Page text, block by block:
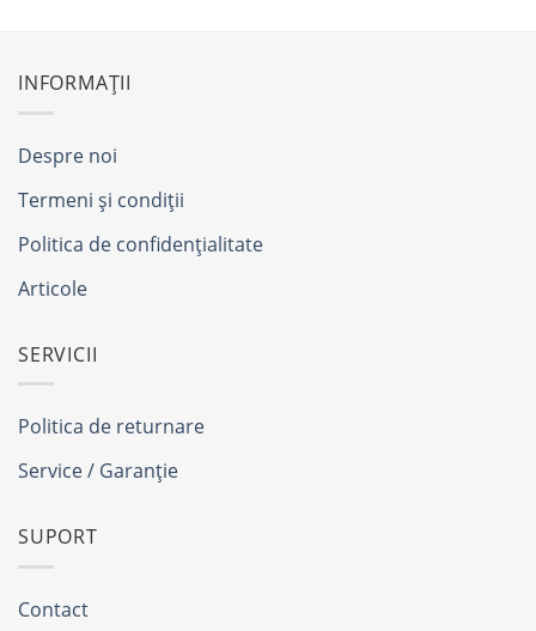
INFORMAȚII
Despre noi
Termeni și condiții
Politica de confidențialitate
Articole
SERVICII
Politica de returnare
Service / Garanție
SUPORT
Contact